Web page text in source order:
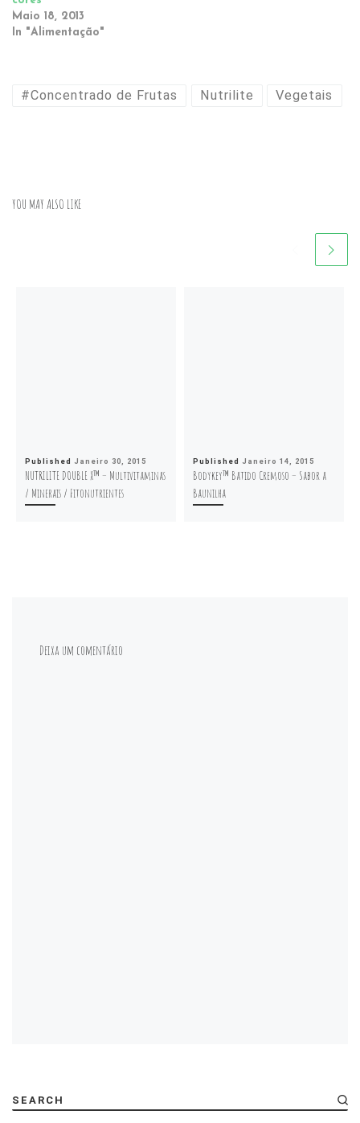
Maio 18, 2013
In "Alimentação"
#Concentrado de Frutas Nutrilite Vegetais
YOU MAY ALSO LIKE
Published Janeiro 30, 2015
NUTRILITE DOUBLE X™ – Multivitaminas
/ Minerais / Fitonutrientes
Published Janeiro 14, 2015
Bodykey™ Batido Cremoso – Sabor a
Baunilha
Deixa um comentário
SEARCH